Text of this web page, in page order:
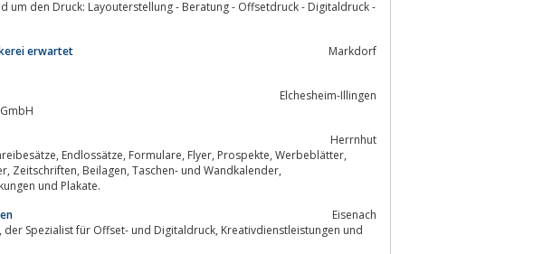
erwartet
Markdorf
Elchesheim-Illingen
Herrnhut
Aufkleber, Etiketten, Verpackungen und Plakate.
Eisenach